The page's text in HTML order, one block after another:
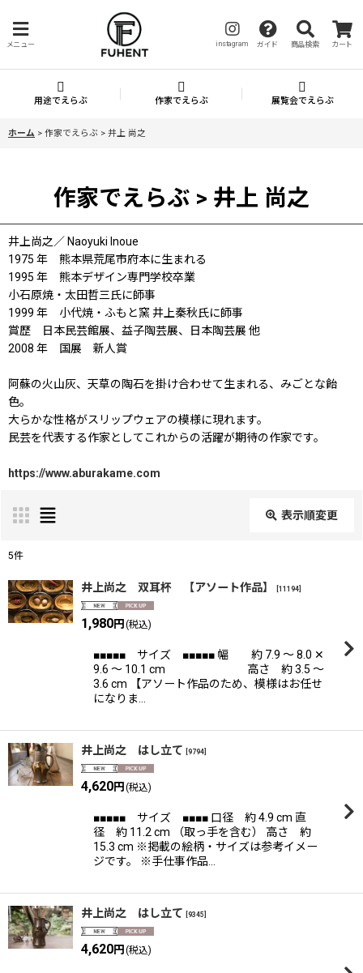
メニュー instagram ガイド 商品検索 カート
用途でえらぶ 作家でえらぶ 展覧会でえらぶ
ホーム > 作家でえらぶ > 井上 尚之
作家でえらぶ > 井上 尚之
井上尚之／ Naoyuki Inoue
1975 年 熊本県荒尾市府本に生まれる
1995 年 熊本デザイン専門学校卒業
小石原焼・太田哲三氏に師事
1999 年 小代焼・ふもと窯 井上秦秋氏に師事
賞歴 日本民芸館展、益子陶芸展、日本陶芸展 他
2008 年 国展 新人賞
阿蘇の火山灰、天草の陶石を掛け合わせて生まれる、みごとな飴
色。
大らかな性格がスリップウェアの模様に現れます。
民芸を代表する作家としてこれからの活躍が期待の作家です。
https://www.aburakame.com
表示順変更
表示数:
在庫あり
5件
井上尚之 双耳杯 【アソート作品】 11194
1,980円 (税込)
■■■■■ サイズ ■■■■■ 幅 約 7.9 〜 8.0 ✕
9.6 〜 10.1 cm 高さ 約 3.5 〜
3.6 cm 【アソート作品のため、模様はお任せ
になりま…
井上尚之 はし立て 9794
4,620円 (税込)
■■■■■ サイズ ■■■■ 口径 約 4.9 cm 直
径 約 11.2 cm （取っ手を含む） 高さ 約
15.3 cm ※掲載の絵柄・サイズは参考イメー
ジです。 ※手仕事作品…
井上尚之 はし立て 9345
4,620円 (税込)